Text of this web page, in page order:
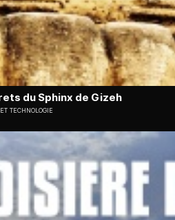
du Sphinx de Gizeh
TECHNOLOGIE